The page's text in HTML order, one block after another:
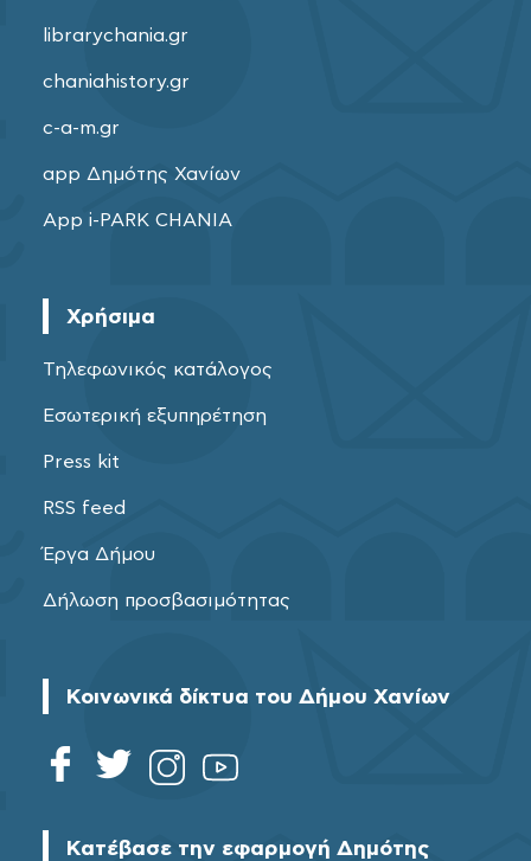
librarychania.gr
chaniahistory.gr
c-a-m.gr
app Δημότης Χανίων
App i-PARK CHANIA
Χρήσιμα
Τηλεφωνικός κατάλογος
Εσωτερική εξυπηρέτηση
Press kit
RSS feed
Έργα Δήμου
Δήλωση προσβασιμότητας
Κοινωνικά δίκτυα του Δήμου Χανίων
Κατέβασε την εφαρμογή Δημότης